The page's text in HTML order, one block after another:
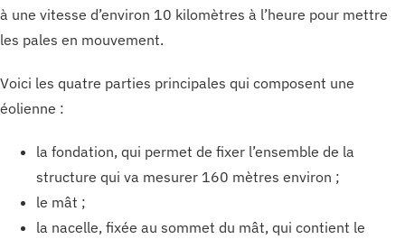
à une vitesse d’environ 10 kilomètres à l’heure pour mettre
les pales en mouvement.
Voici les quatre parties principales qui composent une
éolienne :
la fondation, qui permet de fixer l’ensemble de la
structure qui va mesurer 160 mètres environ ;
le mât ;
la nacelle, fixée au sommet du mât, qui contient le